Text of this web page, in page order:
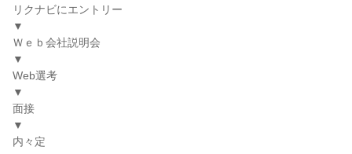
リクナビにエントリー
▼
Ｗｅｂ会社説明会
▼
Web選考
▼
面接
▼
内々定